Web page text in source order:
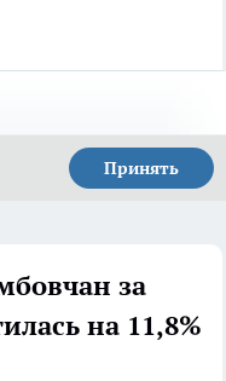
Принять
за
на 11,8%